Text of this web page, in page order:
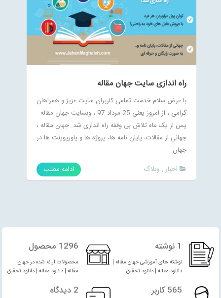
راه اندازی سایت جهان مقاله
با عرض سلام خدمت تمامی کاربران سایت عزیز و همراهان
گرامی ، از امروز یعنی 25 مرداد 97 ، وبسایت جهان مقاله
پس از یک ماه تلاش بی وقفه راه اندازی شد. جهان مقاله ،
جهانی از مقالات، پایان نامه ها، پروژه ها و پاورپوینت ها در
جهان
ادامه مطلب
اخبار , وبلاگ
1 نوشته
نوشته های آموزشی جهان مقاله |
دانلود مقاله | دانلود تحقیق
1296 محصول
محصولات ارائه شده در جهان
مقاله | دانلود مقاله | دانلود تحقیق
565 کاربر 2 دیدگاه